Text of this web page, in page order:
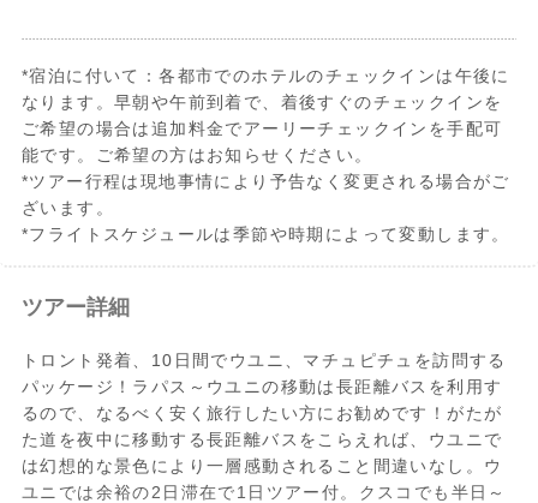
*宿泊に付いて：各都市でのホテルのチェックインは午後に
なります。早朝や午前到着で、着後すぐのチェックインを
ご希望の場合は追加料金でアーリーチェックインを手配可
能です。ご希望の方はお知らせください。
*ツアー行程は現地事情により予告なく変更される場合がご
ざいます。
*フライトスケジュールは季節や時期によって変動します。
ツアー詳細
トロント発着、10日間でウユニ、マチュピチュを訪問する
パッケージ！ラパス～ウユニの移動は長距離バスを利用す
るので、なるべく安く旅行したい方にお勧めです！がたが
た道を夜中に移動する長距離バスをこらえれば、ウユニで
は幻想的な景色により一層感動されること間違いなし。ウ
ユニでは余裕の2日滞在で1日ツアー付。クスコでも半日～